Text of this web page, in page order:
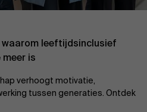
waarom leeftijdsinclusief
is
verhoogt motivatie,
tussen generaties. Ontdek